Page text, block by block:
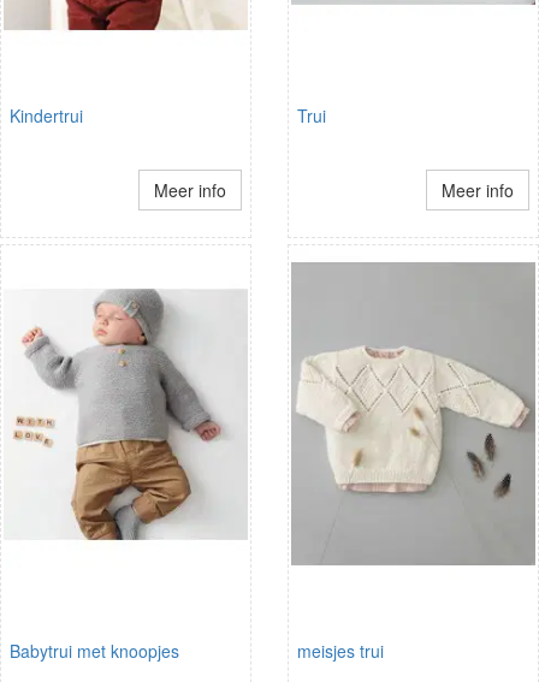
Kindertrui
Meer info
Trui
Meer info
Babytrui met knoopjes meisjes trui